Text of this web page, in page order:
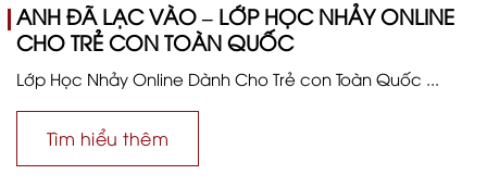
ANH ĐÃ LẠC VÀO – LỚP HỌC NHẢY ONLINE
CHO TRẺ CON TOÀN QUỐC
Lớp Học Nhảy Online Dành Cho Trẻ con Toàn Quốc ...
Tìm hiểu thêm